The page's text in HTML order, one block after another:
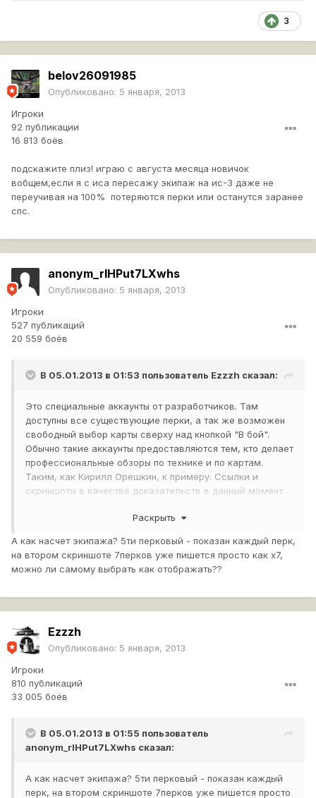
3
belov26091985
Опубликовано: 5 января, 2013
Игроки
92 публикации
16 813 боёв
подскажите плиз! играю с августа месяца новичок
вобщем,если я с иса пересажу экипаж на ис-3 даже не
переучивая на 100% потеряются перки или останутся заранее
спс.
anonym_rlHPut7LXwhs
Опубликовано: 5 января, 2013
Игроки
527 публикаций
20 559 боёв
В 05.01.2013 в 01:53 пользователь Ezzzh сказал:
Это специальные аккаунты от разработчиков. Там
доступны все существующие перки, а так же возможен
свободный выбор карты сверху над кнопкой "В бой".
Обычно такие аккаунты предоставляются тем, кто делает
профессиональные обзоры по технике и по картам.
Таким, как Кирилл Орешкин, к примеру. Ссылки и
скриншоты в качестве доказательств в данный момент
спросить у любого модератора, он Вам подтвердит
Раскрыть
А как насчет экипажа? 5ти перковый - показан каждый перк,
на втором скриншоте 7перков уже пишется просто как х7,
можно ли самому выбрать как отображать??
Ezzzh
Опубликовано: 5 января, 2013
Игроки
810 публикаций
33 005 боёв
В 05.01.2013 в 01:55 пользователь
anonym_rlHPut7LXwhs сказал:
А как насчет экипажа? 5ти перковый - показан каждый
перк, на втором скриншоте 7перков уже пишется просто